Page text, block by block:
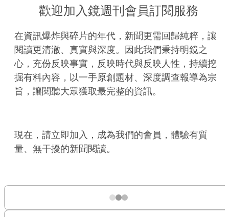
歡迎加入鏡週刊會員訂閱服務
在資訊爆炸與碎片的年代，新聞更需回歸純粹，讓
閱讀更清澈、真實與深度。因此我們秉持明鏡之
心，充份反映事實，反映時代與反映人性，持續挖
掘有料內容，以一手原創題材、深度調查報導為宗
旨，讓閱聽大眾獲取最完整的資訊。
現在，請立即加入，成為我們的會員，體驗有質
量、無干擾的新聞閱讀。